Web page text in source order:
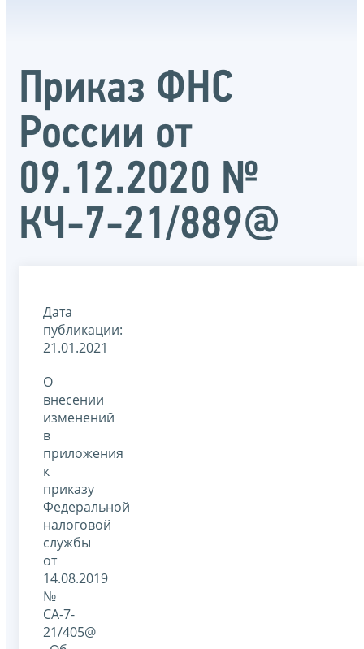
Приказ ФНС
России от
09.12.2020 №
КЧ-7-21/889@
Дата
публикации:
21.01.2021
О
внесении
изменений
в
приложения
к
приказу
Федеральной
налоговой
службы
от
14.08.2019
№
СА-7-
21/405@